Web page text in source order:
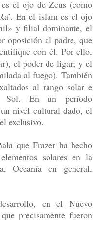
es el ojo de Zeus (como
En el islam es el ojo
y filial dominante, el
oposición al padre, que
con él. Por ello,
el poderde ligar; y el
al fuego). También
al rango solar e
En un período
nivel cultural dado, el
exclusivo.
que Frazer ha hecho
solaresen la
Oceanía en general,
en el Nuevo
precisamente fueron